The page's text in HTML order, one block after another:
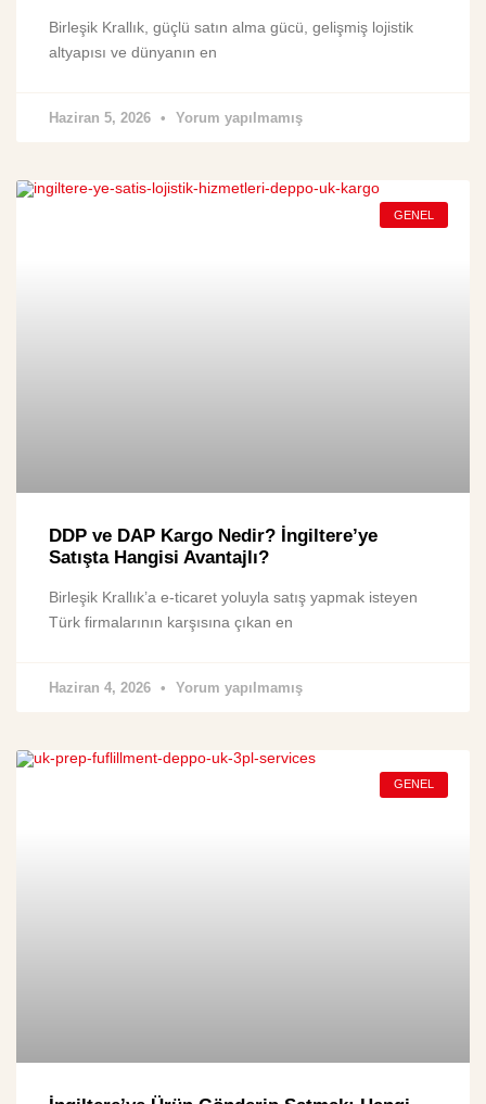
Birleşik Krallık, güçlü satın alma gücü, gelişmiş lojistik
altyapısı ve dünyanın en
Haziran 5, 2026 Yorum yapılmamış
GENEL
DDP ve DAP Kargo Nedir? İngiltere’ye
Satışta Hangisi Avantajlı?
Birleşik Krallık’a e-ticaret yoluyla satış yapmak isteyen
Türk firmalarının karşısına çıkan en
Haziran 4, 2026 Yorum yapılmamış
GENEL